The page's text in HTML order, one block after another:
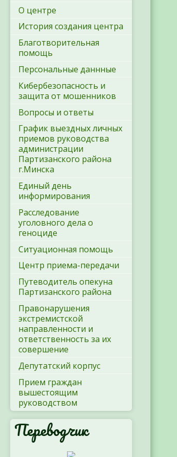
О центре
История создания центра
Благотворительная
помощь
Персональные даннные
Кибербезопасность и
защита от мошенников
Вопросы и ответы
График выездных личных
приемов руководства
администрации
Партизанского района
г.Минска
Единый день
информирования
Расследование
уголовного дела о
геноциде
Ситуационная помощь
Центр приема-передачи
Путеводитель опекуна
Партизанского района
Правонарушения
экстремистской
направленности и
ответственность за их
совершение
Депутатский корпус
Прием граждан
вышестоящим
руководством
Переводчик